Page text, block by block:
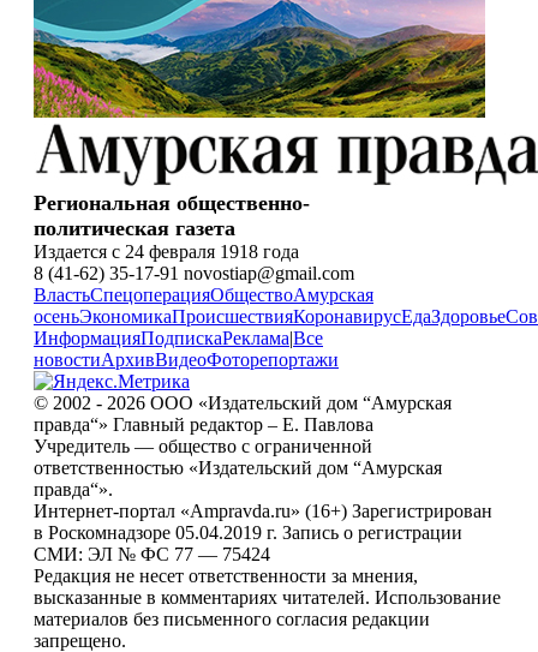
Региональная общественно-
политическая газета
Издается с 24 февраля 1918 года
8 (41-62) 35-17-91 novostiap@gmail.com
ВластьСпецоперацияОбществоАмурская
осеньЭкономикаПроисшествияКоронавирусЕдаЗдоровье
ИнформацияПодпискаРеклама|Все
новостиАрхивВидеоФоторепортажи
© 2002 - 2026 ООО «Издательский дом “Амурская
правда“» Главный редактор – Е. Павлова
Учредитель — общество с ограниченной
ответственностью «Издательский дом “Амурская
правда“».
Интернет-портал «Ampravda.ru» (16+) Зарегистрирован
в Роскомнадзоре 05.04.2019 г. Запись о регистрации
СМИ: ЭЛ № ФС 77 — 75424
Редакция не несет ответственности за мнения,
высказанные в комментариях читателей. Использование
материалов без письменного согласия редакции
запрещено.